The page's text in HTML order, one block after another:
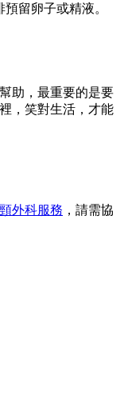
留卵子或精液。
助，最重要的是要
，笑對生活，才能
外科服務 ，請需協